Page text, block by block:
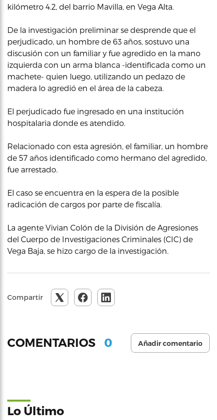
kilómetro 4.2, del barrio Mavilla, en Vega Alta.
De la investigación preliminar se desprende que el
perjudicado, un hombre de 63 años, sostuvo una
discusión con un familiar y fue agredido en la mano
izquierda con un arma blanca -identificada como un
machete- quien luego, utilizando un pedazo de
madera lo agredió en el área de la cabeza.
El perjudicado fue ingresado en una institución
hospitalaria donde es atendido.
Relacionado con esta agresión, el familiar, un hombre
de 57 años identificado como hermano del agredido,
fue arrestado.
El caso se encuentra en la espera de la posible
radicación de cargos por parte de fiscalía.
La agente Vivian Colón de la División de Agresiones
del Cuerpo de Investigaciones Criminales (CIC) de
Vega Baja, se hizo cargo de la investigación.
Compartir
COMENTARIOS 0 Añadir comentario
Lo Último